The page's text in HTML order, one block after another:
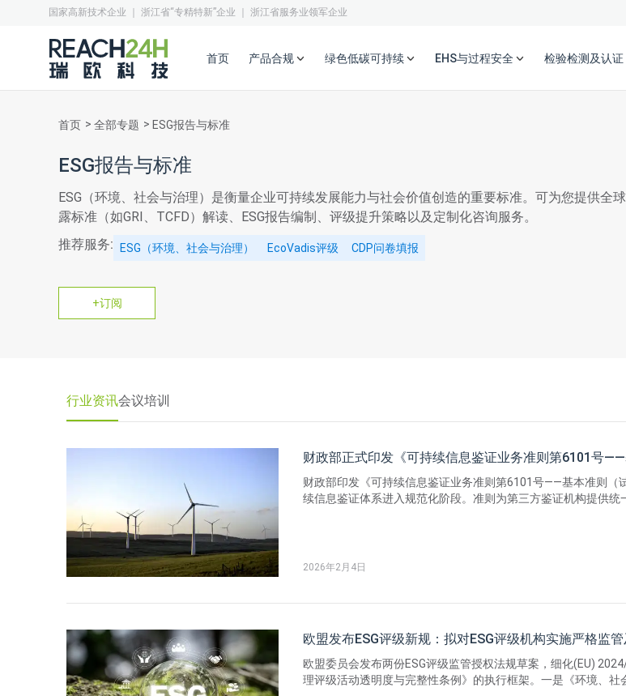
国家高新技术企业 ｜ 浙江省“专精特新”企业 ｜ 浙江省服务业领军企业
首页 产品合规 绿色低碳可持续 EHS与过程安全 检验检测及认证
首页 全部专题 ESG报告与标准
ESG报告与标准
ESG（环境、社会与治理）是衡量企业可持续发展能力与社会价值创造的重要标准。可为您提供全
露标准（如GRI、TCFD）解读、ESG报告编制、评级提升策略以及定制化咨询服务。
推荐服务:
ESG（环境、社会与治理） EcoVadis评级 CDP问卷填报
+订阅
行业资讯会议培训
财政部正式印发《可持续信息鉴证业务准则第6101号——
财政部印发《可持续信息鉴证业务准则第6101号——基本准则（
续信息鉴证体系进入规范化阶段。准则为第三方鉴证机构提供统
2026年2月4日
欧盟发布ESG评级新规：拟对ESG评级机构实施严格监
欧盟委员会发布两份ESG评级监管授权法规草案，细化(EU)
理评级活动透明度与完整性条例》的执行框架。一是《环境、社